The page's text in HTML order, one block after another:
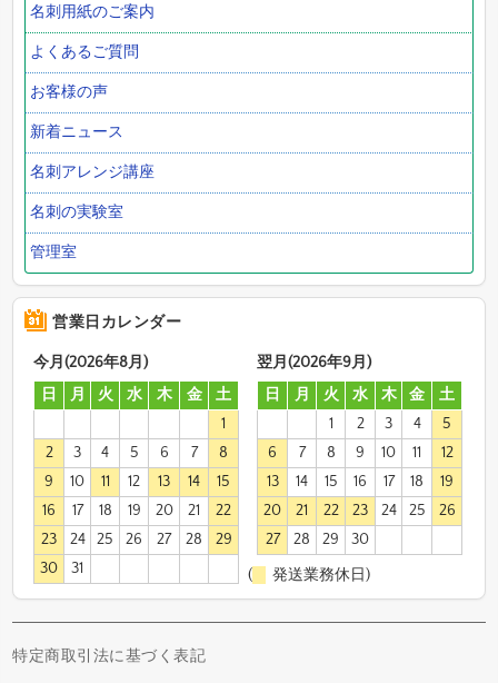
名刺用紙のご案内
よくあるご質問
お客様の声
新着ニュース
名刺アレンジ講座
名刺の実験室
管理室
営業日カレンダー
今月(2026年8月)
日
月 火 水 木 金
土
1
2
3 4 5 6 7
8
9
10 11 12 13 14
15
16
17 18 19 20 21
22
23
24 25 26 27 28
29
30
31
翌月(2026年9月)
日
月 火 水 木 金
土
1
2 3 4
5
6
7 8 9 10 11
12
13
14 15 16 17 18
19
20
21 22 23 24 25
26
27
28 29 30
( 発送業務休日)
特定商取引法に基づく表記